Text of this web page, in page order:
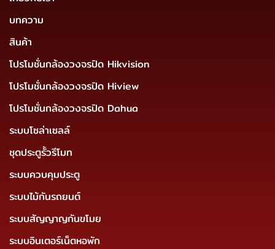
บทความ
สินค้า
โปรโมชั่นกล้องวงจรปิด Hikvision
โปรโมชั่นกล้องวงจรปิด Hiview
โปรโมชั่นกล้องวงจรปิด Dahua
ระบบโซล่าเซลล์
ชุดประตูรั้วรีโมท
ระบบควบคุมประตู
ระบบไม้กันรถยนต์
ระบบสัญญาญกันขโมย
ระบบอินเตอร์เน็ตหอพัก